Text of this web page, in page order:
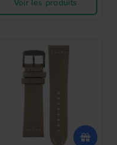
Voir les produits